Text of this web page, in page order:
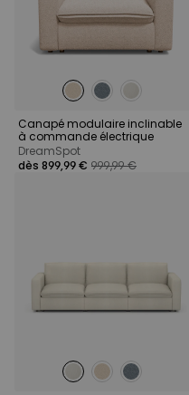
Canapé modulaire inclinable
à commande électrique
DreamSpot
dès 899,99 € 999,99 €